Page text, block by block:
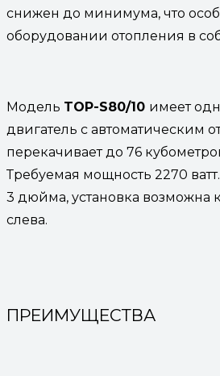
снижен до минимума, что
оборудовании отопления в
Модель TOP-S80/10 имеет
двигатель с автоматическим
перекачивает до 76
Требуемая мощность 2270
3 дюйма, установка возможна
слева.
ПРЕИМУЩЕСТВА